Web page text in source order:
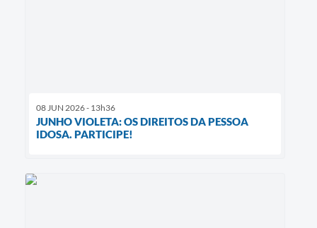
08 JUN 2026 - 13h36
JUNHO VIOLETA: OS DIREITOS DA PESSOA
IDOSA. PARTICIPE!